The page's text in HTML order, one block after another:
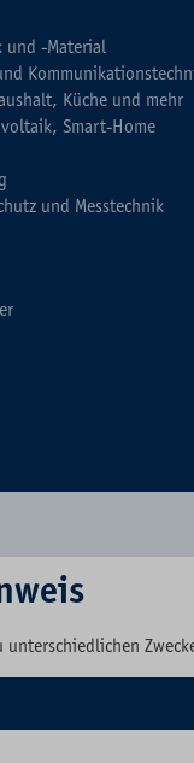
-Material
Küche und mehr
Smart-Home
und Messtechnik
unterschiedlichen